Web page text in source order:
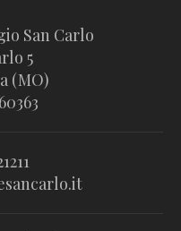
San Carlo
5
(MO)